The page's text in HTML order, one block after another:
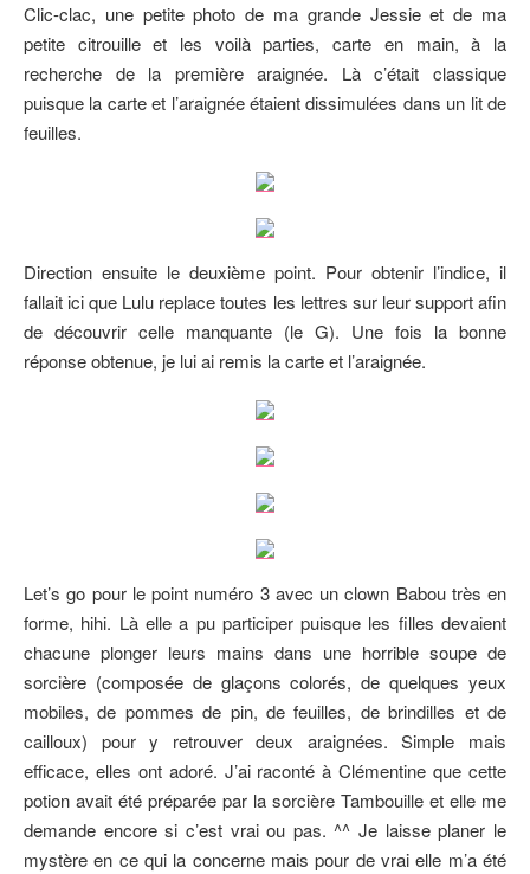
Clic-clac, une petite photo de ma grande Jessie et de ma
petite citrouille et les voilà parties, carte en main, à la
recherche de la première araignée. Là c’était classique
puisque la carte et l’araignée étaient dissimulées dans un lit de
feuilles.
Direction ensuite le deuxième point. Pour obtenir l’indice, il
fallait ici que Lulu replace toutes les lettres sur leur support afin
de découvrir celle manquante (le G). Une fois la bonne
réponse obtenue, je lui ai remis la carte et l’araignée.
Let’s go pour le point numéro 3 avec un clown Babou très en
forme, hihi. Là elle a pu participer puisque les filles devaient
chacune plonger leurs mains dans une horrible soupe de
sorcière (composée de glaçons colorés, de quelques yeux
mobiles, de pommes de pin, de feuilles, de brindilles et de
cailloux) pour y retrouver deux araignées. Simple mais
efficace, elles ont adoré. J’ai raconté à Clémentine que cette
potion avait été préparée par la sorcière Tambouille et elle me
demande encore si c’est vrai ou pas. ^^ Je laisse planer le
mystère en ce qui la concerne mais pour de vrai elle m’a été